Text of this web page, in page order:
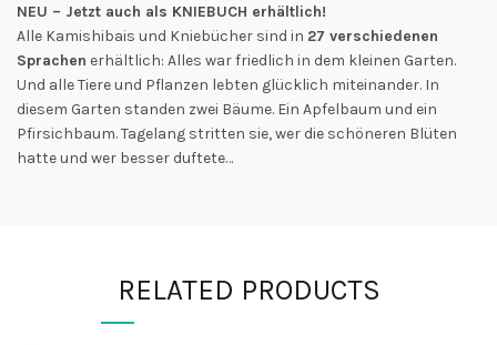
NEU – Jetzt auch als KNIEBUCH erhältlich!
Alle Kamishibais und Kniebücher sind in 27 verschiedenen
Sprachen erhältlich: Alles war friedlich in dem kleinen Garten.
Und alle Tiere und Pflanzen lebten glücklich miteinander. In
diesem Garten standen zwei Bäume. Ein Apfelbaum und ein
Pfirsichbaum. Tagelang stritten sie, wer die schöneren Blüten
hatte und wer besser duftete…
RELATED PRODUCTS